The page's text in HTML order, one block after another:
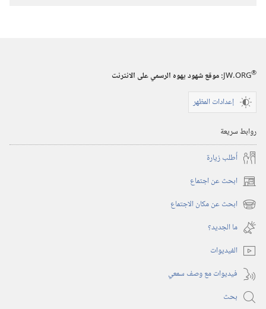
JW.ORG®
:‏ موقع شهود يهوه الرسمي على الانترنت
إعدادات المظهر
روابط سريعة
أُطلب زيارة
ابحث عن اجتماع (يفتح
نافذة ابحث عن مكان الاجتماع (يفتح
نافذة
جديدة)
ما الجديد؟‏
الفيديوات
فيديوات مع وصف سمعي
بحث